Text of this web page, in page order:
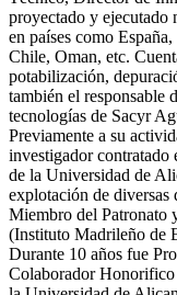
proyectado y ejecutado
en países como
Chile, Oman, etc.
potabilización,
también el responsable
tecnologías de Sacyr
Previamente a su
investigador contratado
de la Universidad de
explotación de diversas
Miembro del
(Instituto Madrileño de
Durante 10 años fue
Colaborador